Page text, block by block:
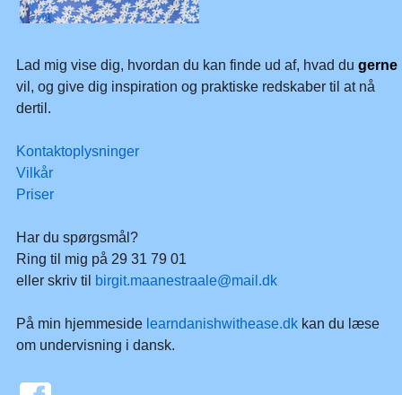
Lad mig vise dig, hvordan du kan finde ud af, hvad du gerne
vil, og give dig inspiration og praktiske redskaber til at nå
dertil.
Kontaktoplysninger
Vilkår
Priser
Har du spørgsmål?
Ring til mig på 29 31 79 01
eller skriv til
birgit.maanestraale@mail.dk
På min hjemmeside learndanishwithease.dkkan du læse
om undervisning i dansk.